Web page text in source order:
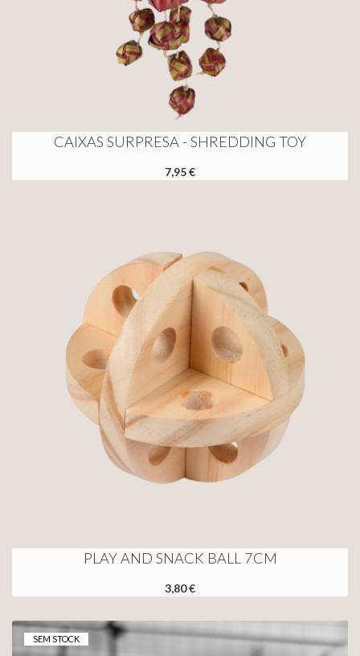
CAIXAS SURPRESA - SHREDDING TOY
7,95 €
PLAY AND SNACK BALL 7CM
3,80 €
SEM STOCK